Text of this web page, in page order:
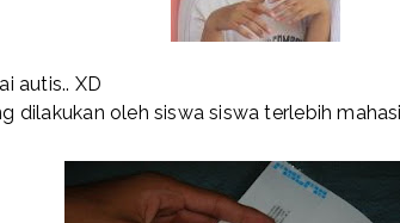
autis.. XD
dilakukan oleh siswa siswa terlebih